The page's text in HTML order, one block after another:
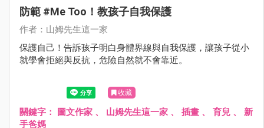
防範 #me Too！教孩子自我保護
作者：山姆先生這一家
保護自己！告訴孩子明白身體界線與自我保護，讓孩子從小
就學會拒絕與反抗，危險自然就不會靠近。
收藏
關鍵字： 圖文作家 、 山姆先生這一家 、 插畫 、 育兒 、 新
手爸媽